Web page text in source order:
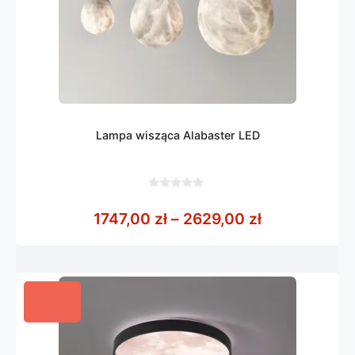
Lampa wisząca Alabaster LED
5
1747,00 zł – 2629,00 złZakres cen: